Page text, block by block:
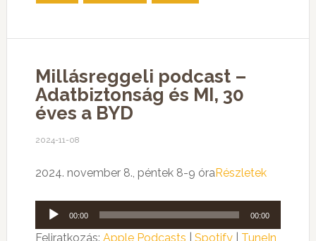
Millásreggeli podcast –
Adatbiztonság és MI, 30
éves a BYD
2024-11-08
2024. november 8., péntek 8-9 óraRészletek
Audió
lejátszó
00:00 00:00
Feliratkozás: Apple Podcasts Spotify| TuneIn